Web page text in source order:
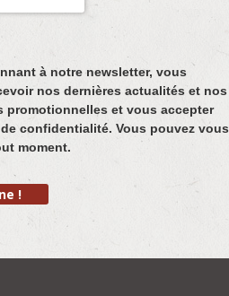
à notre newsletter, vous
nos dernières actualités et nos
promotionnelles et vous accepter
confidentialité. Vous pouvez vous
moment.